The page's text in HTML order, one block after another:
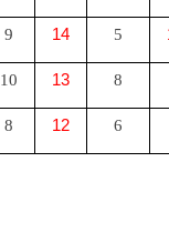
9 14 5
10 13 8
8 12 6